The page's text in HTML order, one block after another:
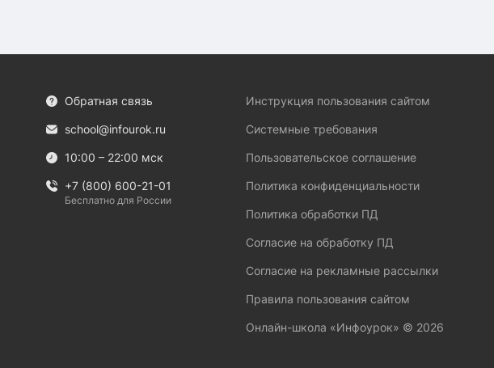
Обратная связь
school@infourok.ru
10:00 – 22:00 мск
+7 (800) 600-21-01
Бесплатно для России
Инструкция пользования сайтом
Системные требования
Пользовательское соглашение
Политика конфиденциальности
Политика обработки ПД
Согласие на обработку ПД
Согласие на рекламные рассылки
Правила пользования сайтом
Онлайн-школа «Инфоурок» © 2026